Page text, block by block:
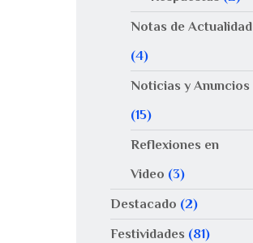
Notas de Actualidad
(4)
Noticias y Anuncios
(15)
Reflexiones en
Video (3)
Destacado (2)
Festividades (81)